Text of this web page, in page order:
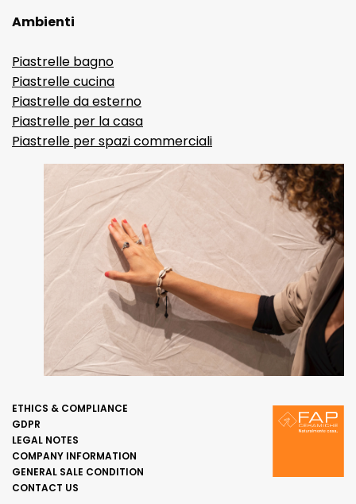
Ambienti
Piastrelle bagno
Piastrelle cucina
Piastrelle da esterno
Piastrelle per la casa
Piastrelle per spazi commerciali
ETHICS & COMPLIANCE
GDPR
LEGAL NOTES
COMPANY INFORMATION
GENERAL SALE CONDITION
CONTACT US